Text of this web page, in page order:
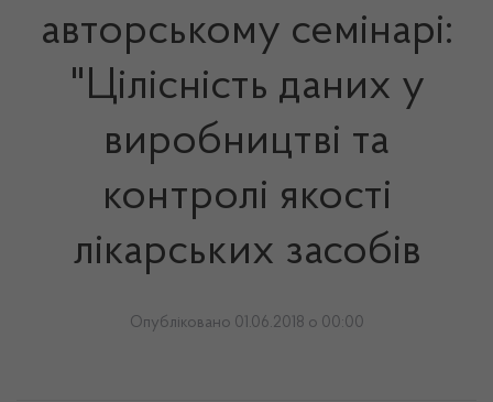
авторському семінарі:
"Цілісність даних у
виробництві та
контролі якості
лікарських засобів
Опубліковано 01.06.2018 о 00:00